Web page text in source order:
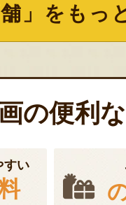
舗」をもっ
の便利
すい